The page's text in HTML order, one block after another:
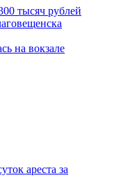
тысяч рублей
на вокзале
ареста за